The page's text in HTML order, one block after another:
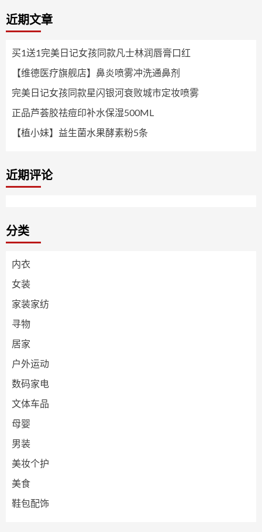
近期文章
买1送1完美日记女孩同款凡士林润唇膏口红
【维德医疗旗舰店】鼻炎喷雾冲洗通鼻剂
完美日记女孩同款星闪银河衰败城市定妆喷雾
正品芦荟胶祛痘印补水保湿500ML
【植小妹】益生菌水果酵素粉5条
近期评论
分类
内衣
女装
家装家纺
寻物
居家
户外运动
数码家电
文体车品
母婴
男装
美妆个护
美食
鞋包配饰